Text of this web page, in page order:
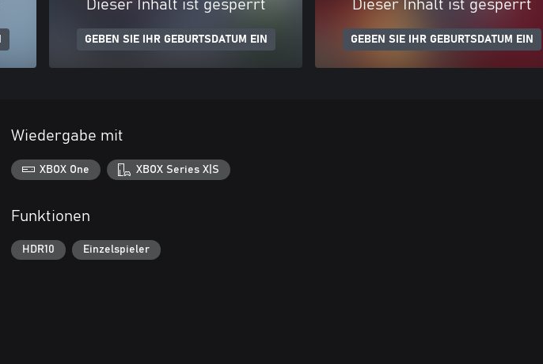
Dieser Inhalt ist gesperrt
GEBEN SIE IHR GEBURTSDATUM EIN
Dieser Inhalt ist gesperrt
GEBEN SIE IHR GEBURTSDATUM EIN
Wiedergabe mit
XBOX One XBOX Series X|S
Funktionen
HDR10 Einzelspieler